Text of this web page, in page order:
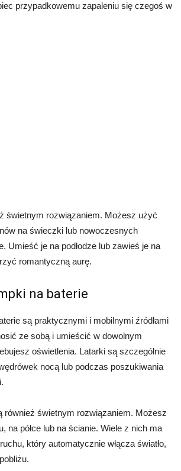
przypadkowemu zapaleniu się czegoś w
świetnym rozwiązaniem. Możesz użyć
na świeczki lub nowoczesnych
Umieść je na podłodze lub zawieś je na
romantyczną aurę.
na baterie
są praktycznymi i mobilnymi źródłami
ze sobą i umieścić w dowolnym
oświetlenia. Latarki są szczególnie
nocą lub podczas poszukiwania
również świetnym rozwiązaniem. Możesz
na półce lub na ścianie. Wiele z nich ma
który automatycznie włącza światło,